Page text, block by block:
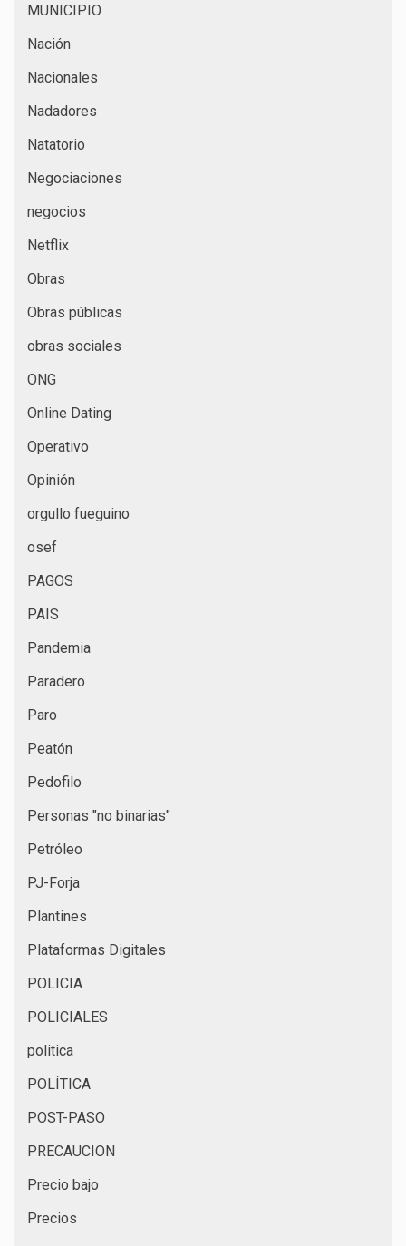
MUNICIPIO
Nación
Nacionales
Nadadores
Natatorio
Negociaciones
negocios
Netflix
Obras
Obras públicas
obras sociales
ONG
Online Dating
Operativo
Opinión
orgullo fueguino
osef
PAGOS
PAIS
Pandemia
Paradero
Paro
Peatón
Pedofilo
Personas "no binarias"
Petróleo
PJ-Forja
Plantines
Plataformas Digitales
POLICIA
POLICIALES
politica
POLÍTICA
POST-PASO
PRECAUCION
Precio bajo
Precios